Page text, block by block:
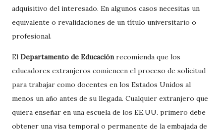
adquisitivo del interesado. En algunos casos necesitas un
equivalente o revalidaciones de un título universitario o
profesional.
El Departamento de Educaciónrecomienda que los
educadores extranjeros comiencen el proceso de solicitud
para trabajar como docentes en los Estados Unidos al
menos un año antes de su llegada. Cualquier extranjero que
quiera enseñar en una escuela de los EE.UU. primero debe
obtener una visa temporal o permanente de la embajada de